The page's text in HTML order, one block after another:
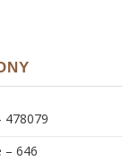
478079
– 646